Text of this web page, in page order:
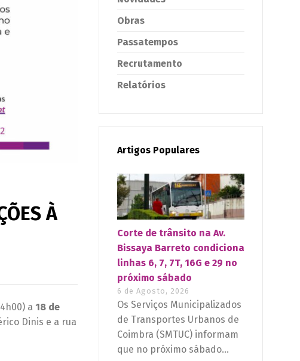
À
a 18 de
Dinis e a rua
Obras
Passatempos
Recrutamento
Relatórios
Artigos Populares
Corte de trânsito na Av.
Bissaya Barreto condiciona
linhas 6, 7, 7T, 16G e 29 no
próximo sábado
6 de Agosto, 2026
Os Serviços Municipalizados
de Transportes Urbanos de
Coimbra (SMTUC) informam
que no próximo sábado...